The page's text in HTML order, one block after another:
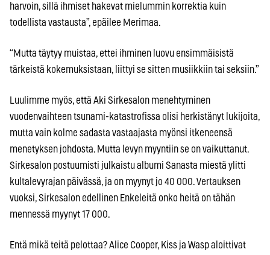
harvoin, sillä ihmiset hakevat mielummin korrektia kuin
todellista vastausta”, epäilee Merimaa.
“Mutta täytyy muistaa, ettei ihminen luovu ensimmäisistä
tärkeistä kokemuksistaan, liittyi se sitten musiikkiin tai seksiin.”
Luulimme myös, että Aki Sirkesalon menehtyminen
vuodenvaihteen tsunami-katastrofissa olisi herkistänyt lukijoita,
mutta vain kolme sadasta vastaajasta myönsi itkeneensä
menetyksen johdosta. Mutta levyn myyntiin se on vaikuttanut.
Sirkesalon postuumisti julkaistu albumi Sanasta miestä ylitti
kultalevyrajan päivässä, ja on myynyt jo 40 000. Vertauksen
vuoksi, Sirkesalon edellinen Enkeleitä onko heitä on tähän
mennessä myynyt 17 000.
Entä mikä teitä pelottaa? Alice Cooper, Kiss ja Wasp aloittivat